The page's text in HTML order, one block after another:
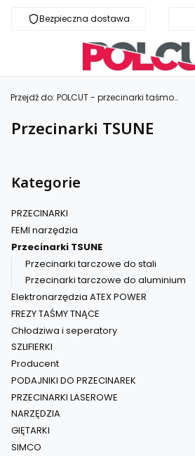
Bezpieczna dostawa
Przejdź do: POLCUT - przecinarki taśmowe i tarczowe do metalu
Przecinarki TSUNE
Kategorie
PRZECINARKI
FEMI narzędzia
Przecinarki TSUNE
Przecinarki tarczowe do stali
Przecinarki tarczowe do aluminium
Elektronarzędzia ATEX POWER
FREZY TAŚMY TNĄCE
Chłodziwa i seperatory
SZLIFIERKI
Producent
PODAJNIKI DO PRZECINAREK
PRZECINARKI LASEROWE
NARZĘDZIA
GIĘTARKI
SIMCO